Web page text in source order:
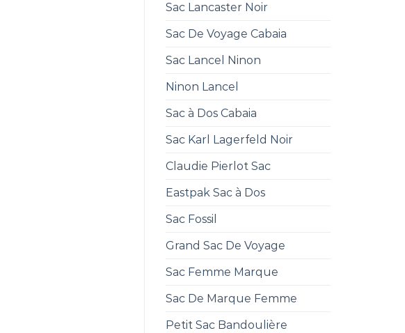
Sac Lancaster Noir
Sac De Voyage Cabaia
Sac Lancel Ninon
Ninon Lancel
Sac à Dos Cabaia
Sac Karl Lagerfeld Noir
Claudie Pierlot Sac
Eastpak Sac à Dos
Sac Fossil
Grand Sac De Voyage
Sac Femme Marque
Sac De Marque Femme
Petit Sac Bandoulière